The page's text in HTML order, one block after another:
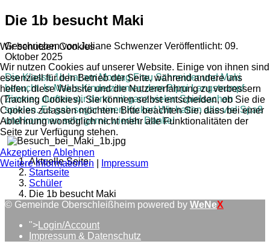
Die 1b besucht Maki
Geschrieben vonJuliane Schwenzer Veröffentlicht: 09.
Oktober 2025
Die Klasse 1b hat am Montag Frau Schneider und Maki
besucht. In Makis Kinderzimmer, dem Pippi Langstrumpf
Zimmer, durften wir dann mit ganz vielen Spielsachen
spielen. Es gab sogar einen Kicker! Wir hatten alle viel Spaß
und kommen sehr gerne wieder. Danke!
Aktuelle Seite:
Startseite
Schüler
Die 1b besucht Maki
© Gemeinde Oberschleißheim powered by WeNeX
"> Login/Account
Impressum & Datenschutz
Wir benutzen Cookies
Wir nutzen Cookies auf unserer Website. Einige von ihnen sind
essenziell für den Betrieb der Seite, während andere uns
helfen, diese Website und die Nutzererfahrung zu verbessern
(Tracking Cookies). Sie können selbst entscheiden, ob Sie die
Cookies zulassen möchten. Bitte beachten Sie, dass bei einer
Ablehnung womöglich nicht mehr alle Funktionalitäten der
Seite zur Verfügung stehen.
Akzeptieren Ablehnen
Weitere Informationen
Impressum